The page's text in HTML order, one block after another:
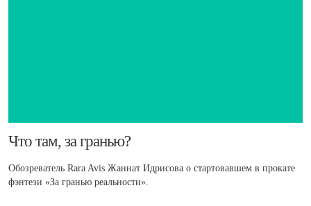
​Что там, за гранью?
Обозреватель Rara Avis Жаннат Идрисова о стартовавшем в прокате
фэнтези «За гранью реальности».